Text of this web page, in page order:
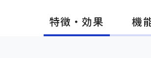
特徴・効果 機